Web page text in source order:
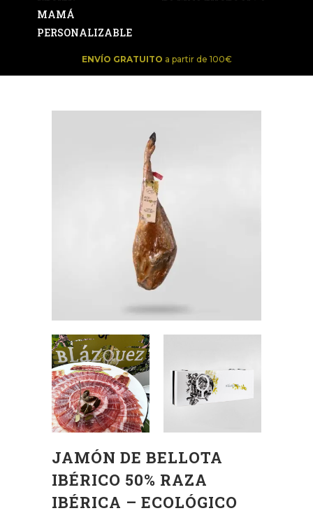
MAMÁ
PERSONALIZABLE
ENVÍO GRATUITO a partir de 100€
JAMÓN DE BELLOTA
IBÉRICO 50% RAZA
IBÉRICA – ECOLÓGICO